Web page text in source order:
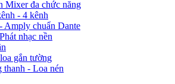
Mixer đa chức năng
- 4 kênh
Amply chuẩn Dante
nhạc nền
gắn tường
thanh - Loa nén